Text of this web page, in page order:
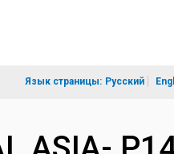
Язык страницы: Русский